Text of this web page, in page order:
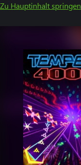
Zu Hauptinhalt springen